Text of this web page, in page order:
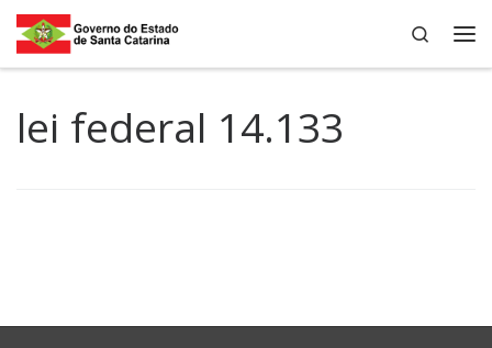
Skip to content
Search
lei federal 14.133